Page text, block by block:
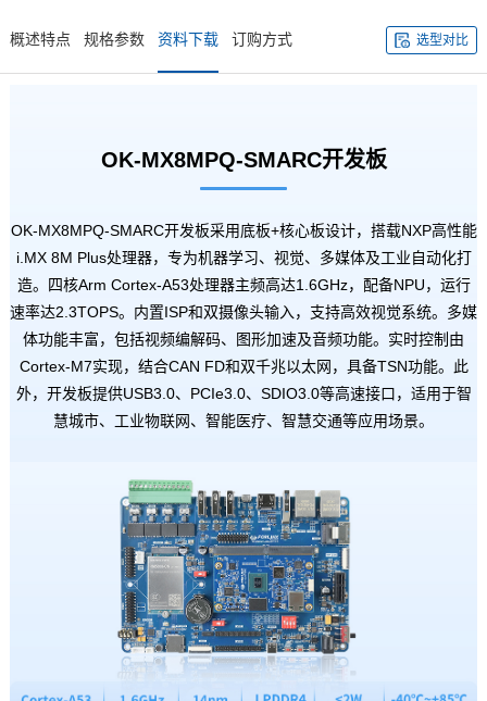
概述特点 规格参数 资料下载 订购方式 选型对比
OK-MX8MPQ-SMARC开发板
OK-MX8MPQ-SMARC开发板采用底板+核心板设计，搭载NXP高性能
i.MX 8M Plus处理器，专为机器学习、视觉、多媒体及工业自动化打
造。四核Arm Cortex-A53处理器主频高达1.6GHz，配备NPU，运行
速率达2.3TOPS。内置ISP和双摄像头输入，支持高效视觉系统。多媒
体功能丰富，包括视频编解码、图形加速及音频功能。实时控制由
Cortex-M7实现，结合CAN FD和双千兆以太网，具备TSN功能。此
外，开发板提供USB3.0、PCIe3.0、SDIO3.0等高速接口，适用于智
慧城市、 工业物联网、智能医疗、 智慧交通等应用场景。